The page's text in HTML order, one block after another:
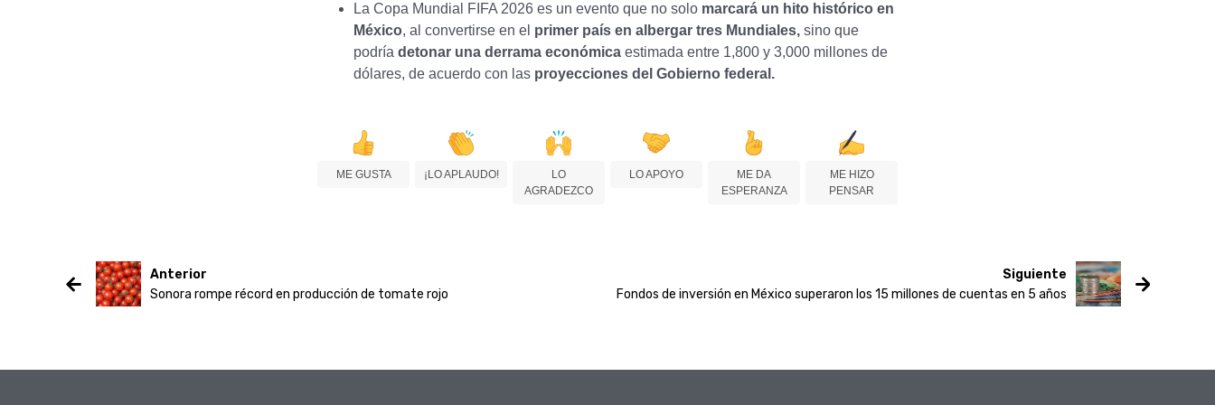
La Copa Mundial FIFA 2026 es un evento que no solo marcará un hito histórico en
México, al convertirse en el primer país en albergar tres Mundiales, sino que
podría detonar una derrama económica estimada entre 1,800 y 3,000 millones de
dólares, de acuerdo con las proyecciones del Gobierno federal.
ME GUSTA ¡LO APLAUDO!
LO
AGRADEZCO
LO APOYO
ME DA
ESPERANZA
ME HIZO
PENSAR
Anterior
Sonora rompe récord en producción de tomate rojo
Siguiente
Fondos de inversión en México superaron los 15 millones de cuentas en 5 años